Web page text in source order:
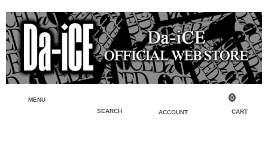
MENU
SEARCH
ACCOUNT CART
0